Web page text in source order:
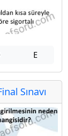
E
Sınavı